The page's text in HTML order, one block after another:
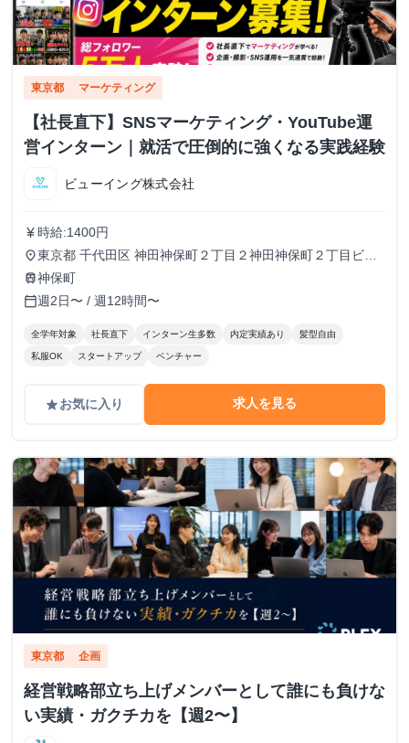
東京都 マーケティング
【社長直下】SNSマーケティング・YouTube運
営インターン｜就活で圧倒的に強くなる実践経験
ビューイング株式会社
currency_yen 時給:1400円
place東京都 千代田区 神田神保町２丁目２神田神保町２丁目ビル
５０２号室
train神保町
calendar_today週2日〜 / 週12時間〜
全学年対象 社長直下 インターン生多数 内定実績あり 髪型自由
私服OK スタートアップ ベンチャー
gradeお気に入り 求人を見る
東京都 企画
経営戦略部立ち上げメンバーとして誰にも負けな
い実績・ガクチカを【週2〜】